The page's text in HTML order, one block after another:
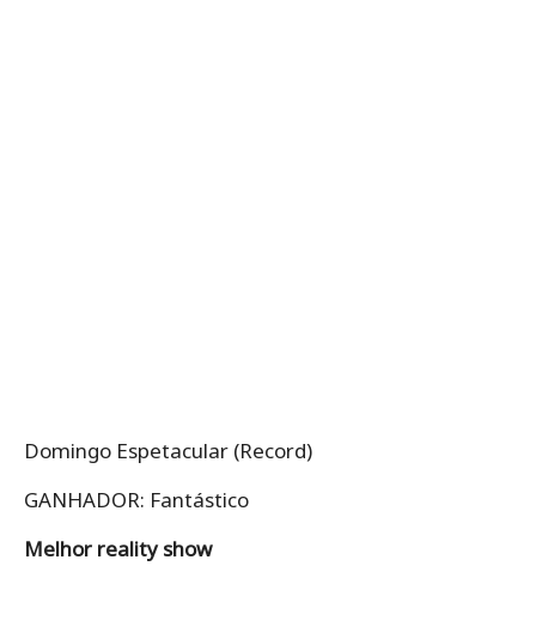
Domingo Espetacular (Record)
GANHADOR: Fantástico
Melhor reality show